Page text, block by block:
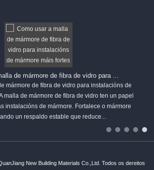
de mármore de fibra de vidro para ...
mármore de fibra de vidro para instalacións de
malla de mármore de fibra de vidro ten un papel
instalacións de mármore. Fortalece o mármore
un respaldo estable que reduce...
New Building Materials Co.,Ltd. Todos os dereitos